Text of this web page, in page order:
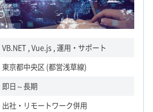
VB.NET , Vue.js , 運用・サポート
東京都中央区 (都営浅草線)
即日～長期
出社・リモートワーク併用